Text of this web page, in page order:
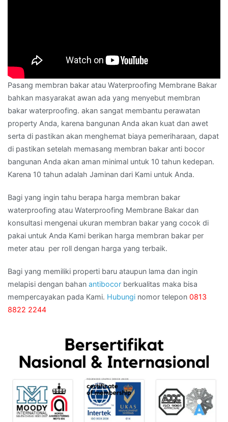
Pasang membran bakar atau Waterproofing Membrane Bakar
bahkan masyarakat awan ada yang menyebut membran
bakar waterproofing. akan sangat membantu perawatan
property Anda, karena bangunan Anda akan kuat dan awet
serta di pastikan akan menghemat biaya pemeriharaan, dapat
di pastikan setelah memasang membran bakar anti bocor
bangunan Anda akan aman minimal untuk 10 tahun kedepan.
Karena 10 tahun adalah Jaminan dari Kami untuk Anda.
Bagi yang ingin tahu berapa harga membran bakar
waterproofing atau Waterproofing Membrane Bakar dan
konsultasi mengenai ukuran membran bakar yang cocok di
pakai untuk Anda Kami berikan harga membran bakar per
meter atau per roll dengan harga yang terbaik.
Bagi yang memiliki properti baru ataupun lama dan ingin
melapisi dengan bahan antibocor berkualitas maka bisa
mempercayakan pada Kami. Hubungi nomor telepon 0813
8822 2244